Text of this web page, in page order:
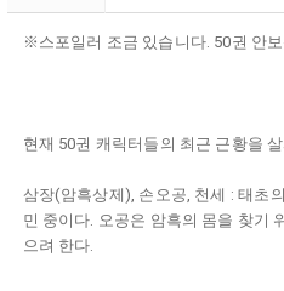
※스포일러 조금 있습니다. 50권 안
현재 50권 캐릭터들의 최근 근황을
삼장(암흑상제), 손오공, 천세 : 태초
민 중이다. 오공은 암흑의 몸을 찾기
으려 한다.